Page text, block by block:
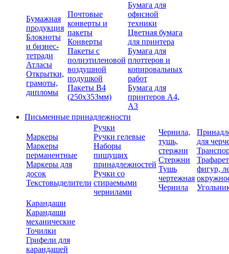
Бумажная
продукция
Блокноты
и бизнес-
тетради
Атласы
Открытки,
грамоты,
дипломы
Почтовые
конверты и
пакеты
Конверты
Пакеты с
полиэтиленовой
воздушной
подушкой
Пакеты В4
(250х353мм)
Бумага для
офисной
техники
Цветная бумага
для принтера
Бумага для
плоттеров и
копировальных
работ
Бумага для
принтеров А4,
А3
Письменные принадлежности
Маркеры
Маркеры
перманентные
Маркеры для
досок
Текстовыделители
Ручки
Ручки гелевые
Наборы
пишущих
принадлежностей
Ручки со
стираемыми
чернилами
Чернила,
тушь,
стержни
Стержни
Тушь
чертежная
Чернила
для
фигур,
Карандаши
Карандаши
механические
Точилки
Грифели для
карандашей